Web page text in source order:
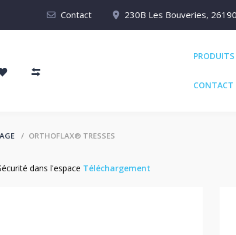
Contact 230B Les Bouveries,
PRODUITS
CONTACT
ORTHOFLAX® TRESSES
dans l'espace Téléchargement